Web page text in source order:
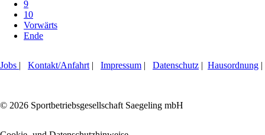
9
10
Vorwärts
Ende
Jobs | Kontakt/Anfahrt | Impressum | Datenschutz | Hausordnung |
© 2026 Sportbetriebsgesellschaft Saegeling mbH